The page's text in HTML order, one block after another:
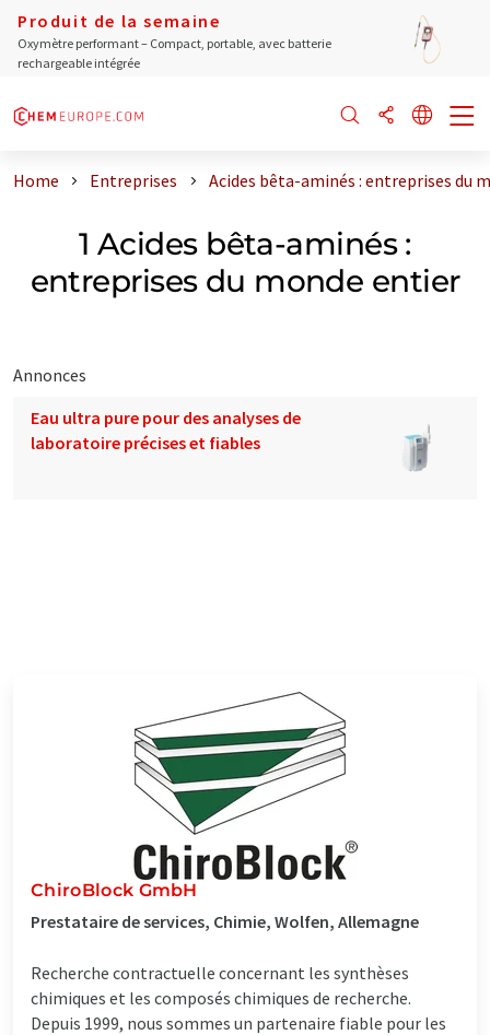
Produit de la semaine
Oxymètre performant – Compact, portable, avec batterie
rechargeable intégrée
Home Entreprises Acides bêta-aminés : entreprises du
1 Acides bêta-aminés :
entreprises du monde entier
Annonces
Eau ultra pure pour des analyses de
laboratoire précises et fiables
ChiroBlock GmbH
Prestataire de services, Chimie, Wolfen, Allemagne
Recherche contractuelle concernant les synthèses
chimiques et les composés chimiques de recherche.
Depuis 1999, nous sommes un partenaire fiable pour les